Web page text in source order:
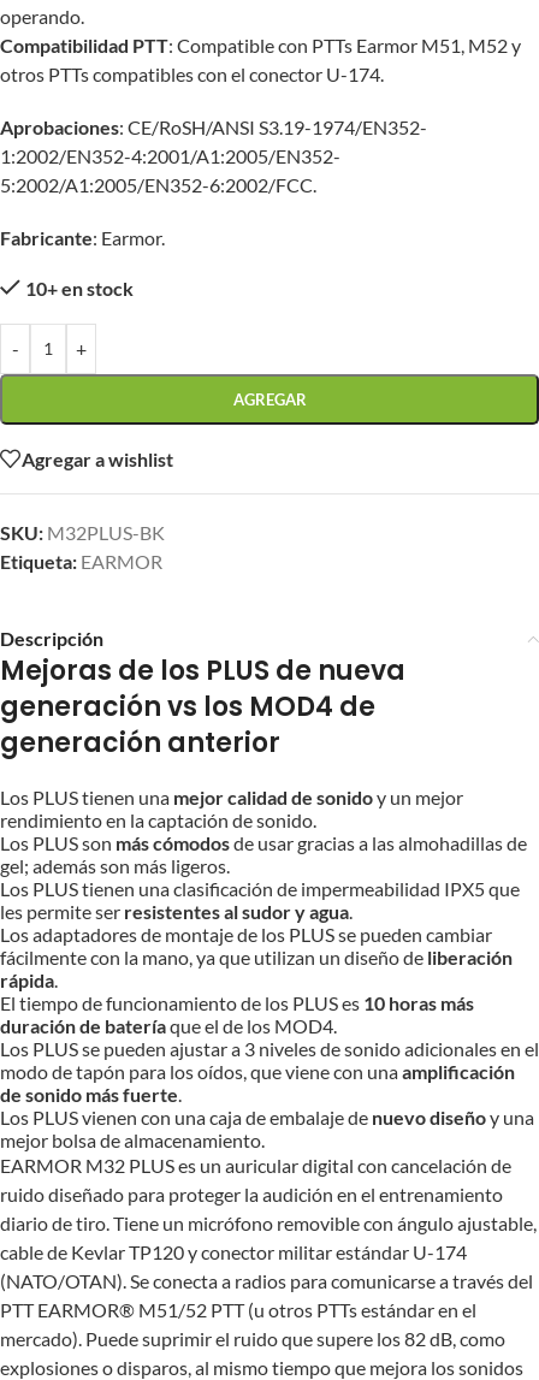
operando.
Compatibilidad PTT: Compatible con PTTs Earmor M51, M52 y
otros PTTs compatibles con el conector U-174.
Aprobaciones: CE/RoSH/ANSI S3.19-1974/EN352-
1:2002/EN352-4:2001/A1:2005/EN352-
5:2002/A1:2005/EN352-6:2002/FCC.
Fabricante: Earmor.
10+ en stock
- +
AGREGAR
Agregar a wishlist
SKU: M32PLUS-BK
Etiqueta: EARMOR
Descripción
Mejoras de los PLUS de nueva
generación vs los MOD4 de
generación anterior
Los PLUS tienen una mejor calidad de sonidoy un mejor
rendimiento en la captación de sonido.
Los PLUS son más cómodosde usar gracias a las almohadillas de
gel; además son más ligeros.
Los PLUS tienen una clasificación de impermeabilidad IPX5 que
les permite ser resistentes al sudor y agua.
Los adaptadores de montaje de los PLUS se pueden cambiar
fácilmente con la mano, ya que utilizan un diseño de liberación
rápida.
El tiempo de funcionamiento de los PLUS es 10 horas más
duración de bateríaque el de los MOD4.
Los PLUS se pueden ajustar a 3 niveles de sonido adicionales en el
modo de tapón para los oídos, que viene con unaamplificación
de sonido más fuerte.
Los PLUS vienen con una caja de embalaje de nuevo diseñoy una
mejor bolsa de almacenamiento.
EARMOR M32 PLUS es un auricular digital con cancelación de
ruido diseñado para proteger la audición en el entrenamiento
diario de tiro. Tiene un micrófono removible con ángulo ajustable,
cable de Kevlar TP120 y conector militar estándar U-174
(NATO/OTAN). Se conecta a radios para comunicarse a través del
PTT EARMOR® M51/52 PTT (u otros PTTs estándar en el
mercado). Puede suprimir el ruido que supere los 82 dB, como
explosiones o disparos, al mismo tiempo que mejora los sonidos